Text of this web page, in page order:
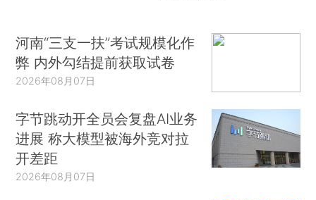
河南“三支一扶”考试规模化作
弊 内外勾结提前获取试卷
2026年08月07日
字节跳动开全员会复盘AI业务
进展 称大模型被海外竞对拉
开差距
2026年08月07日